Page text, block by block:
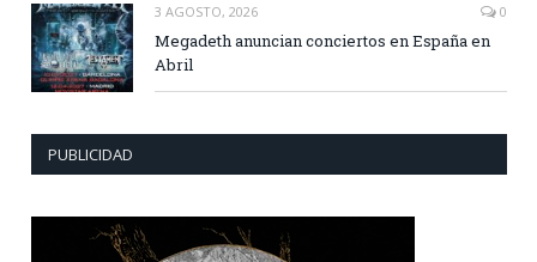
3 AGOSTO, 2026 0
Megadeth anuncian conciertos en España en
Abril
PUBLICIDAD